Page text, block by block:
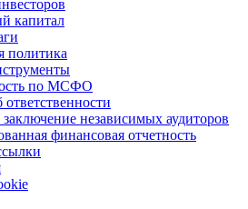
капитал
политика
по МСФО
ответственности
заключение независимых аудиторов
финансовая отчетность